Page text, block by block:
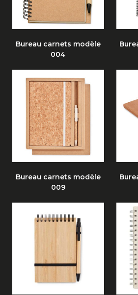
Bureau carnets modèle
004
Bureau carnets modèle
009